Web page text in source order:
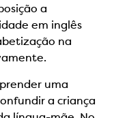
a
em inglês
na
uma
a criança